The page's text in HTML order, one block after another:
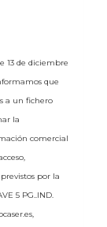
13 de diciembre
que
a un fichero
la
comercial
por la
5 PG..IND.
,